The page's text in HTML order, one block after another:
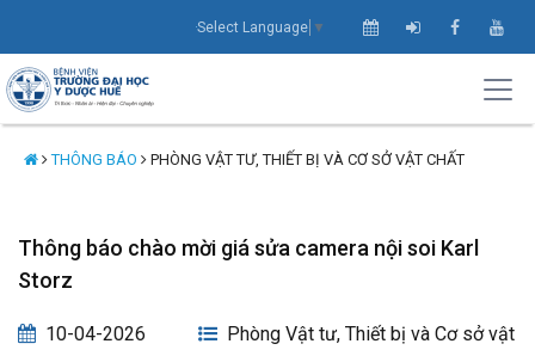
Select Language ▼
THÔNG BÁO PHÒNG VẬT TƯ, THIẾT BỊ VÀ CƠ SỞ VẬT CHẤT
Thông báo chào mời giá sửa camera nội soi Karl
Storz
10-04-2026
Phòng Vật tư, Thiết bị và Cơ sở vật